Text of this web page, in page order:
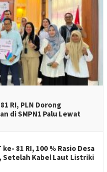
RI, PLN Dorong
di SMPN1 Palu Lewat
81 RI, 100 % Rasio Desa
Kabel Laut Listriki